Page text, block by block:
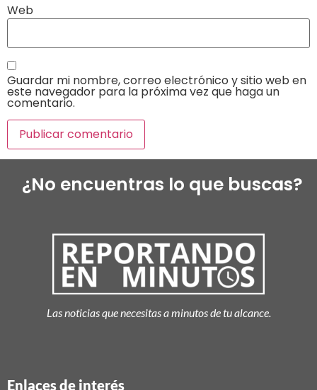
Web
Guardar mi nombre, correo electrónico y sitio web en
este navegador para la próxima vez que haga un
comentario.
¿No encuentras lo que buscas?
Las noticias que necesitas a minutos de tu alcance.
Enlaces de interés